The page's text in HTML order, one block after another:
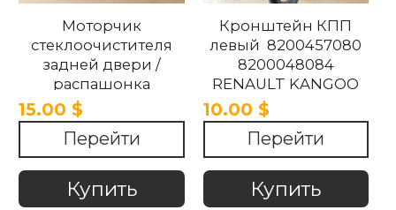
Моторчик
стеклоочистителя
задней двери /
распашонка
(электродвигатель
дворников)
0390206101
7700308806
RENAULT KANGOO
1997-2008
15.00 $
Перейти
Купить
Кронштейн КПП
левый 8200457080
8200048084
RENAULT KANGOO
1997-2008
10.00 $
Перейти
Купить